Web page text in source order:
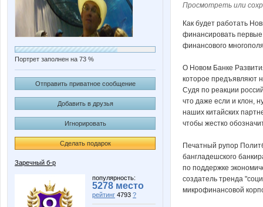
Портрет заполнен на 73 %
Отправить приватное сообщение
Добавить в друзья
Игнорировать
Сделать подарок
Заречный б-р
популярность:
5278 место
рейтинг 4793 ?
Просмотреть или
Как будет работать
финансировать первые
финансового
О Новом Банке
которое предъявляют
Судя по реакции
что даже если и клон,
наших китайских
чтобы жестко
Печатный рупор
бангладешского
по поддержке
создатель тренда
микрофинансовой